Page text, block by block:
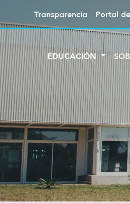
Transparencia Portal
EDUCACIÓN